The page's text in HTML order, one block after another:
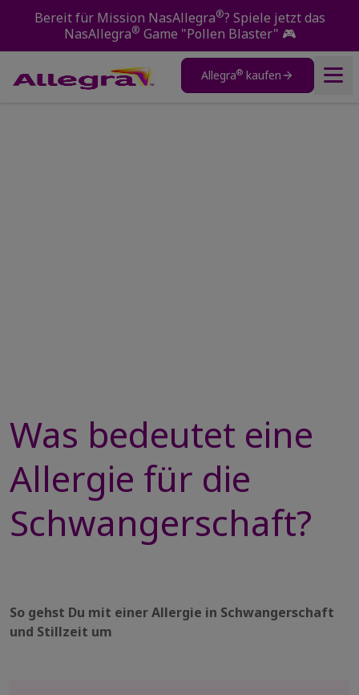
Bereit für Mission NasAllegra®? Spiele jetzt das
NasAllegra® Game "Pollen Blaster" 🎮
Allegra® kaufen
Produkte
Was bedeutet eine
Allergie für die
Schwangerschaft?
So gehst Du mit einer Allergie in Schwangerschaft
und Stillzeit um